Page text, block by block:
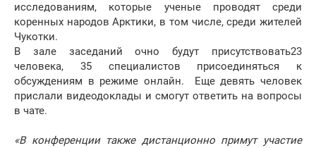
исследованиям, которые ученые проводят среди
коренных народов Арктики, в том числе, среди жителей
Чукотки.
В зале заседаний очно будут присутствовать23
человека, 35 специалистов присоединяться к
обсуждениям в режиме онлайн. Еще девять человек
прислали видеодоклады и смогут ответить на вопросы
в чате.
«В конференции также дистанционно примут участие